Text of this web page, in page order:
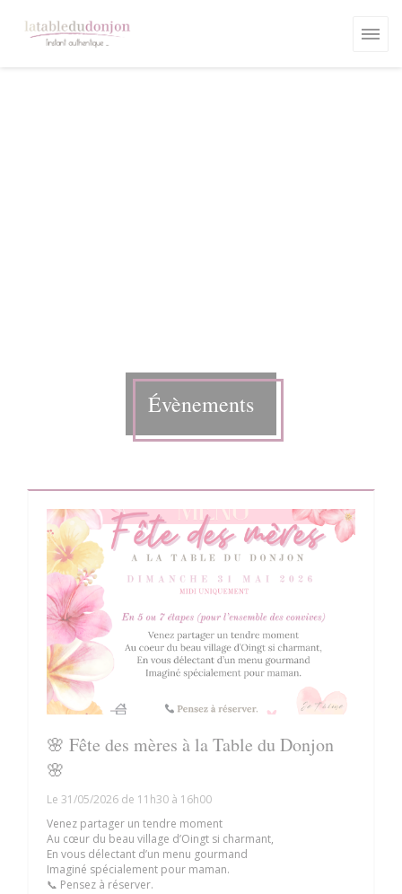
Évènements
Le 31/05/2026 de 11h30 à 16h00
🌸 Fête des mères à la Table du Donjon
🌸
Venez partager un tendre moment
Au cœur du beau village d’Oingt si charmant,
En vous délectant d’un menu gourmand
Imaginé spécialement pour maman.
📞 Pensez à réserver.